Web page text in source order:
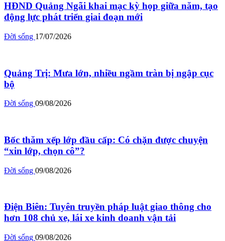
HĐND Quảng Ngãi khai mạc kỳ họp giữa năm, tạo
động lực phát triển giai đoạn mới
Đời sống 17/07/2026
Quảng Trị: Mưa lớn, nhiều ngầm tràn bị ngập cục
bộ
Đời sống 09/08/2026
Bốc thăm xếp lớp đầu cấp: Có chặn được chuyện
“xin lớp, chọn cô”?
Đời sống 09/08/2026
Điện Biên: Tuyên truyền pháp luật giao thông cho
hơn 108 chủ xe, lái xe kinh doanh vận tải
Đời sống 09/08/2026